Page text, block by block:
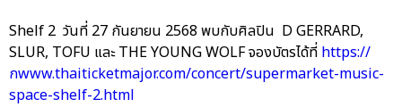
Shelf 2 วันที่ 27 กันยายน 2568 พบกับศิลปิน D GERRARD,
SLUR, TOFU และ THE YOUNG WOLF จองบัตรได้ที่ https://
กwww.thaiticketmajor.com/concert/supermarket-music-
space-shelf-2.html